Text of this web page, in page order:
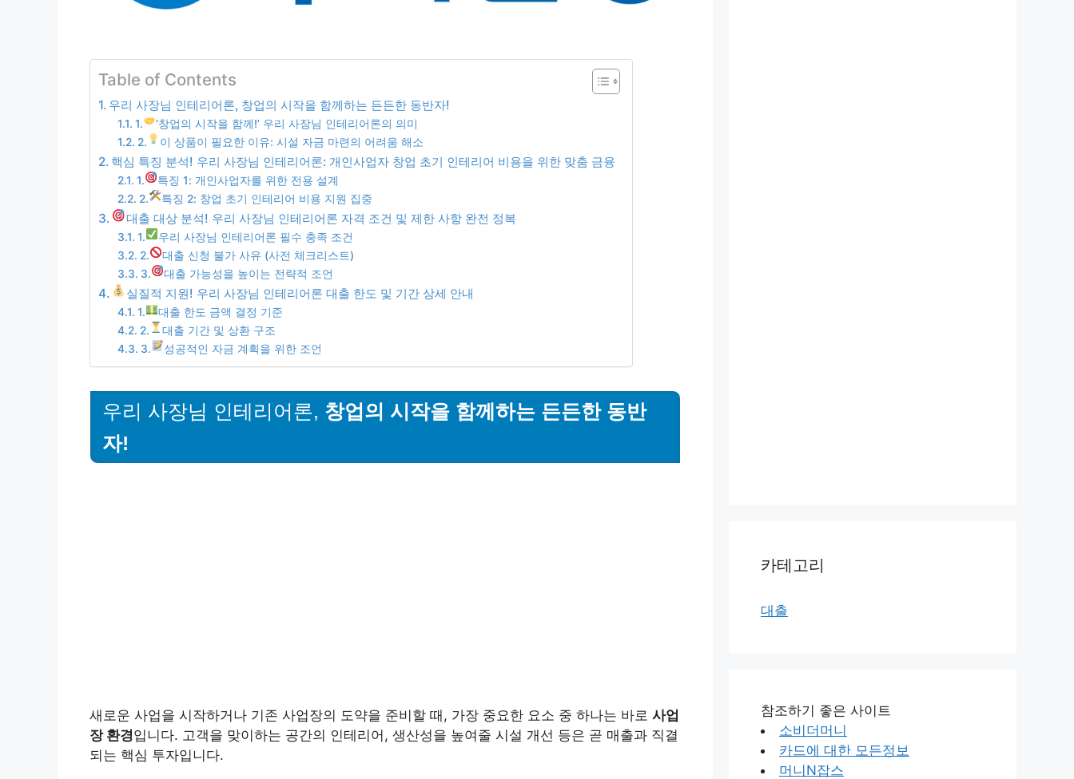
Table of Contents
우리 사장님 인테리어론, 창업의 시작을 함께하는 든든한 동반자!
1.
‘창업의 시작을 함께!’ 우리 사장님 인테리어론의 의미
2.
이 상품이 필요한 이유: 시설 자금 마련의 어려움 해소
핵심 특징 분석! 우리 사장님 인테리어론: 개인사업자 창업 초기 인테리어 비용을 위한 맞춤 금융
1.
특징 1: 개인사업자를 위한 전용 설계
2.
특징 2: 창업 초기 인테리어 비용 지원 집중
대출 대상 분석! 우리 사장님 인테리어론 자격 조건 및 제한 사항 완전 정복
1.
우리 사장님 인테리어론 필수 충족 조건
2.
대출 신청 불가 사유 (사전 체크리스트)
3.
대출 가능성을 높이는 전략적 조언
실질적 지원! 우리 사장님 인테리어론 대출 한도 및 기간 상세 안내
1.
대출 한도 금액 결정 기준
2.
대출 기간 및 상환 구조
3.
성공적인 자금 계획을 위한 조언
우리 사장님 인테리어론, 창업의 시작을 함께하는 든든한 동반
자!
새로운 사업을 시작하거나 기존 사업장의 도약을 준비할 때, 가장 중요한 요소 중 하나는 바로 사업
장 환경입니다. 고객을 맞이하는 공간의 인테리어, 생산성을 높여줄 시설 개선 등은 곧 매출과 직결
되는 핵심 투자입니다.
카테고리
대출
참조하기 좋은 사이트
소비더머니
카드에 대한 모든정보
머니N잡스